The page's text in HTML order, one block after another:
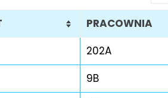
PRACOWNIA
202A
9B